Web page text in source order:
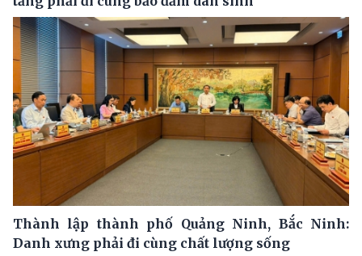
Thành lập thành phố Quảng Ninh, Bắc Ninh:
Danh xưng phải đi cùng chất lượng sống